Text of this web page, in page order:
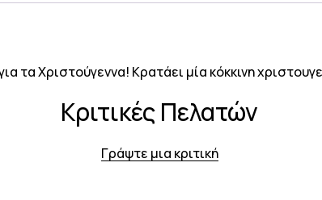
τα Χριστούγεννα! Κρατάει μία κόκκινη
Κριτικές Πελατών
Γράψτε μια κριτική